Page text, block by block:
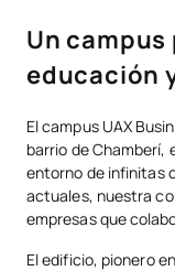
Un
educación
El campus UAX
barrio de Chamberí,
entorno de infinitas
actuales, nuestra
empresas que
El edificio, pionero